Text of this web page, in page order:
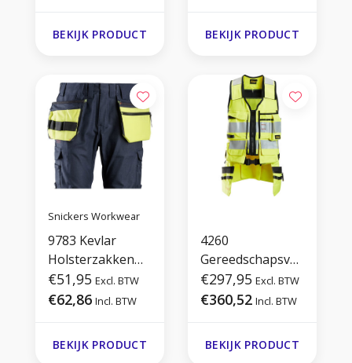
BEKIJK PRODUCT BEKIJK PRODUCT
Snickers Workwear
9783 Kevlar
Holsterzakken
Opnaaibaar
€51,95 Excl. BTW
€62,86 Incl. BTW
BEKIJK PRODUCT
4260
Gereedschapsves
t Klasse 1
€297,95 Excl. BTW
€360,52 Incl. BTW
BEKIJK PRODUCT